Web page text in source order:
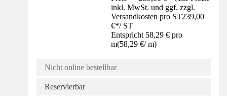
inkl. MwSt. und ggf. zzgl.
Versandkosten pro ST239,00
€*/ ST
Entspricht 58,29 € pro
m(58,29 €/ m)
Nicht online bestellbar
Reservierbar